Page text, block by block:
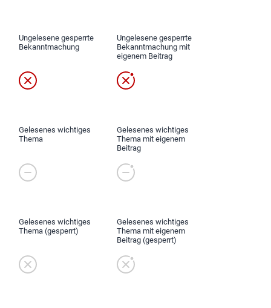
Ungelesene gesperrte
Bekanntmachung
Ungelesene gesperrte
Bekanntmachung mit
eigenem Beitrag
Gelesenes wichtiges
Thema
Gelesenes wichtiges
Thema mit eigenem
Beitrag
Gelesenes wichtiges
Thema (gesperrt)
Gelesenes wichtiges
Thema mit eigenem
Beitrag (gesperrt)